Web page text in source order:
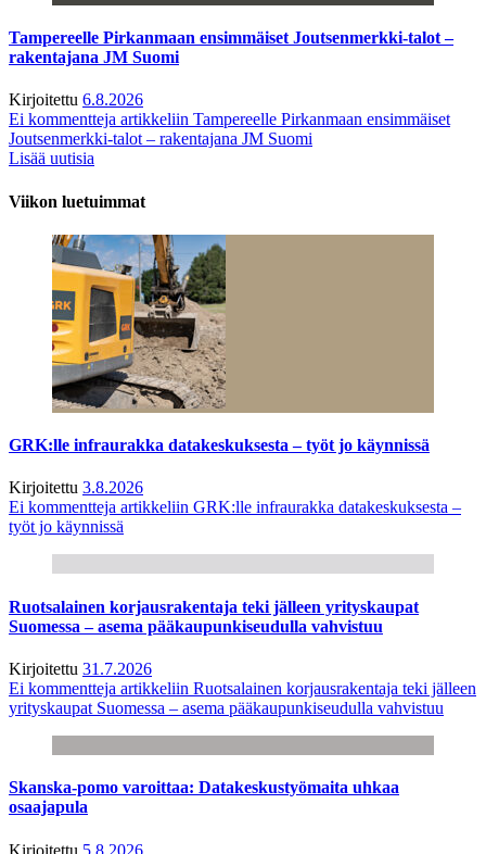
Tampereelle Pirkanmaan ensimmäiset Joutsenmerkki-talot –
rakentajana JM Suomi
Kirjoitettu 6.8.2026
Ei kommentteja artikkeliin Tampereelle Pirkanmaan ensimmäiset
Joutsenmerkki-talot – rakentajana JM Suomi
Lisää uutisia
Viikon luetuimmat
GRK:lle infraurakka datakeskuksesta – työt jo käynnissä
Kirjoitettu 3.8.2026
Ei kommentteja artikkeliin GRK:lle infraurakka datakeskuksesta –
työt jo käynnissä
Ruotsalainen korjausrakentaja teki jälleen yrityskaupat
Suomessa – asema pääkaupunkiseudulla vahvistuu
Kirjoitettu 31.7.2026
Ei kommentteja artikkeliin Ruotsalainen korjausrakentaja teki jälleen
yrityskaupat Suomessa – asema pääkaupunkiseudulla vahvistuu
Skanska-pomo varoittaa: Datakeskustyömaita uhkaa
osaajapula
Kirjoitettu 5.8.2026